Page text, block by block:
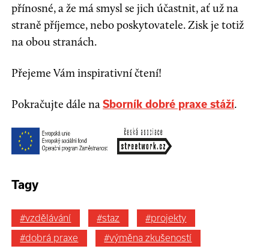
přínosné, a že má smysl se jich účastnit, ať už na
straně příjemce, nebo poskytovatele. Zisk je totiž
na obou stranách.
Přejeme Vám inspirativní čtení!
Pokračujte dále naSborník dobré praxe stáží.
Tagy
#vzdělávání #staz
#projekty
#dobrá praxe
#výměna zkušeností